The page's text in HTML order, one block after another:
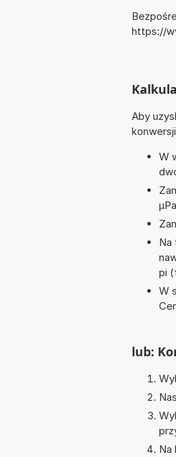
https://
Aby
W
Na
pi
W
lub:
Na